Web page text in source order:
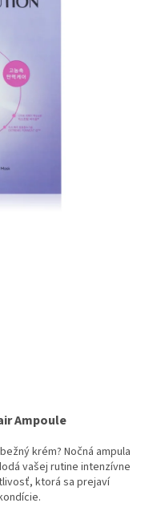
Ampoule
krém? Nočná ampula
vašej rutine intenzívne
ktorá sa prejaví